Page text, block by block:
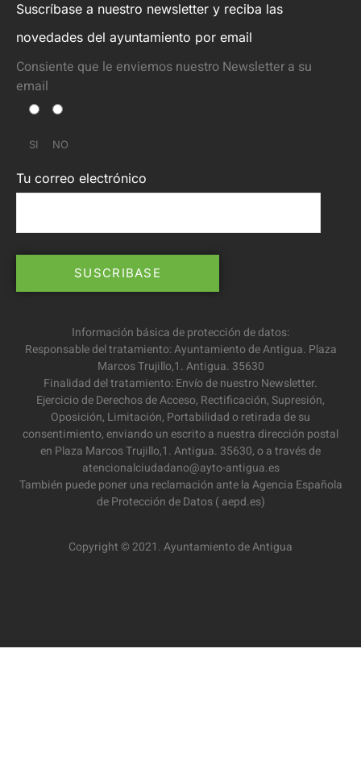
Suscríbase a nuestro newsletter y reciba las
novedades del ayuntamiento por email
Consiente que le enviemos nuestro Newsletter a su
email
SI NO
Tu correo electrónico
Información básica de protección de datos:
Responsable del tratamiento: Ayuntamiento de Antigua. Plaza
Marcos Trujillo,1. Antigua. 35630
Finalidad del tratamiento: Envío de nuestro Newsletter.
Ejercicio de Derechos de Acceso, Rectificación, Supresión,
Oposición, Limitación, Portabilidad o retirada de su
consentimiento, enviando un escrito a nuestra dirección postal
en Plaza Marcos Trujillo,1. Antigua. 35630, o a través de
atencionalciudadano@ayto-antigua.es
También puede poner una reclamación ante la Agencia Española
de Protección de Datos ( aepd.es)
Copyright © 2021. Ayuntamiento de Antigua